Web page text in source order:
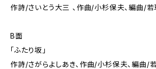
作詩/さいとう大三 、作曲/小杉保夫、編曲/若
B面
「ふたり坂」
作詩/さがらよしあき、作曲/小杉保夫、編曲/